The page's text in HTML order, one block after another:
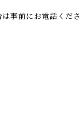
事前にお電話くだ